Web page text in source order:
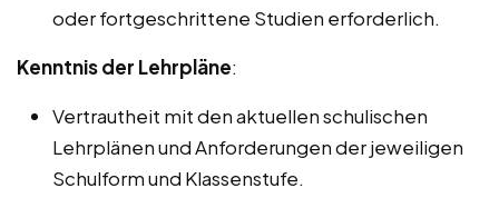
oder fortgeschrittene Studien erforderlich.
Kenntnis der Lehrpläne:
Vertrautheit mit den aktuellen schulischen
Lehrplänen und Anforderungen der jeweiligen
Schulform und Klassenstufe.